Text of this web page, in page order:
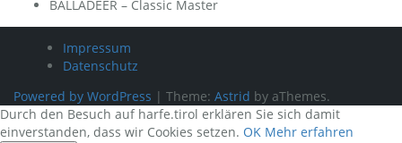
BALLADEER – Classic Master
Impressum
Datenschutz
Powered by WordPress | Theme: Astrid by aThemes.
Durch den Besuch auf harfe.tirol erklären Sie sich damit
einverstanden, dass wir Cookies setzen. OK Mehr erfahren